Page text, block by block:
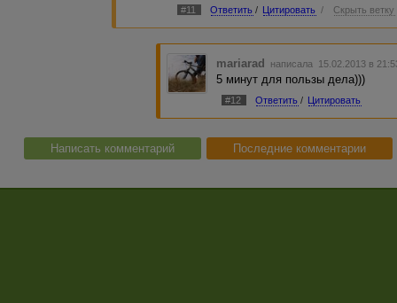
#11 Ответить / Цитировать / Скрыть ветку
mariarad написала 15.02.2013 в
5 минут для пользы дела)))
#12 Ответить / Цитировать
Написать комментарий Последние комментарии